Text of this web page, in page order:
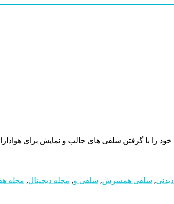
گرفتن سلفی های جالب و نمایش برای هواداران
, سلفی همسرش, سلفی و, مجله دیجیتال, مجله